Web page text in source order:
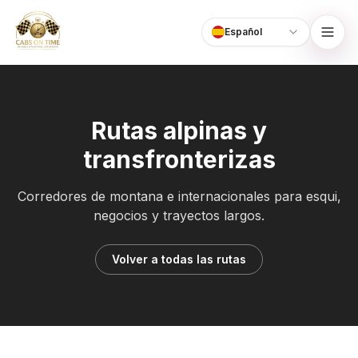
CabsOnTime Language
Español
Rutas alpinas y
transfronterizas
Corredores de montana e internacionales para esqui,
negocios y trayectos largos.
Volver a todas las rutas